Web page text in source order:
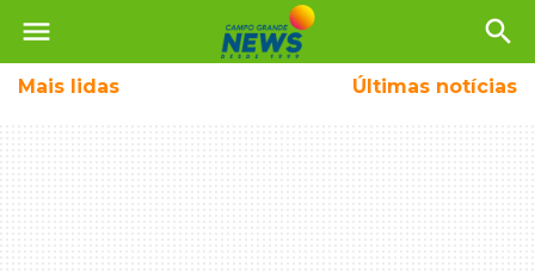
menu search
Mais lidas Últimas notícias